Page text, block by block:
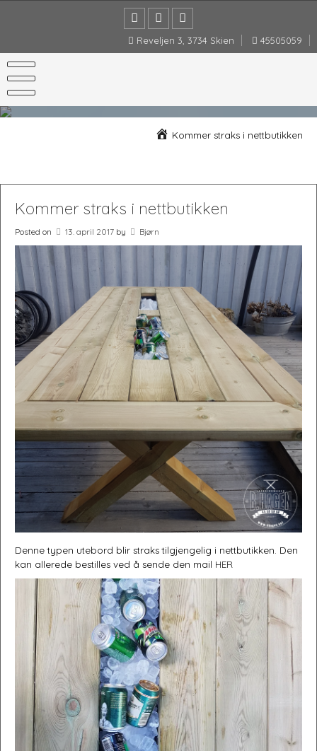
Reveljen 3, 3734 Skien
45505059
Møbler og interiørartikler håndlaget etter dine ønsker.
Kommer straks i nettbutikken
Kommer straks i nettbutikken
Posted on 13. april 2017 by Bjørn
Denne typen utebord blir straks tilgjengelig i nettbutikken. Den
kan allerede bestilles ved å sende den mail HER